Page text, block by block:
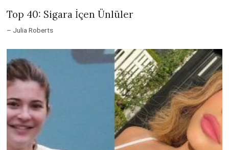
Top 40: Sigara İçen Ünlüler
– Julia Roberts